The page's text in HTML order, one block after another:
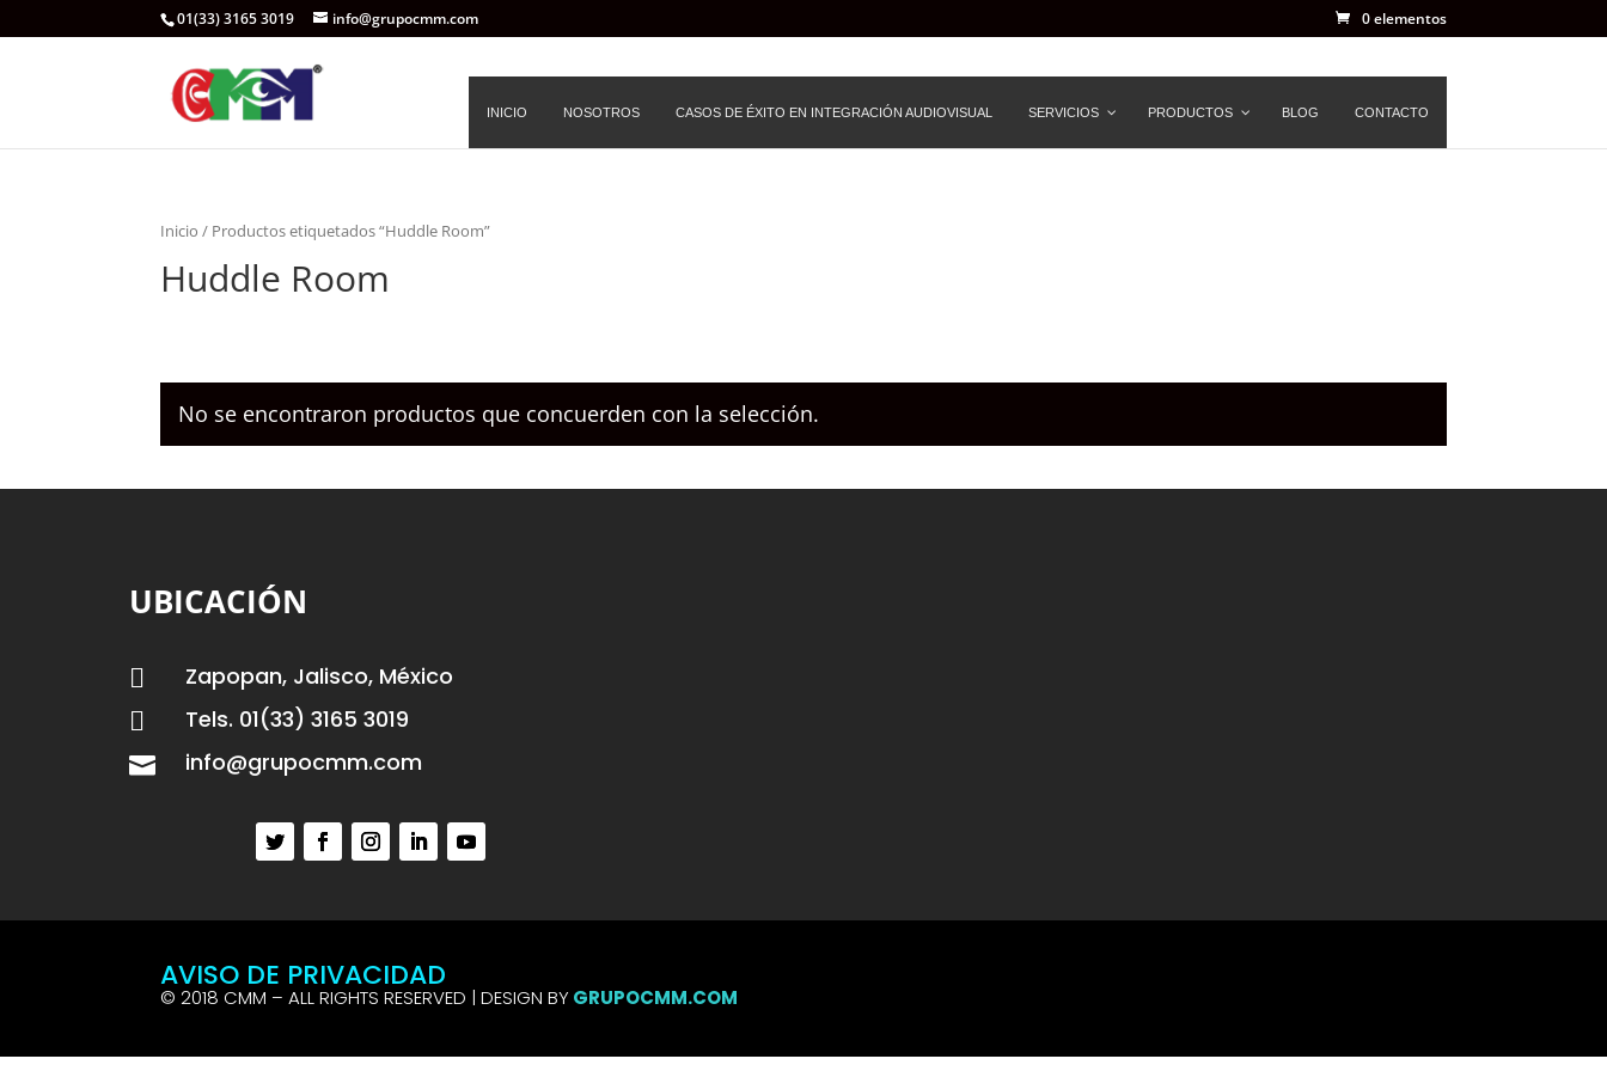
01(33) 3165 3019 info@grupocmm.com 0 elementos
INICIO NOSOTROS CASOS DE ÉXITO EN INTEGRACIÓN AUDIOVISUAL SERVICIOS PRODUCTOS BLOG CONTACTO
Inicio / Productos etiquetados “Huddle Room”
Huddle Room
No se encontraron productos que concuerden con la selección.
UBICACIÓN

Zapopan, Jalisco, México

Tels. 01(33) 3165 3019
 info@grupocmm.com
AVISO DE PRIVACIDAD
© 2018 CMM – ALL RIGHTS RESERVED | DESIGN BY GRUPOCMM.COM